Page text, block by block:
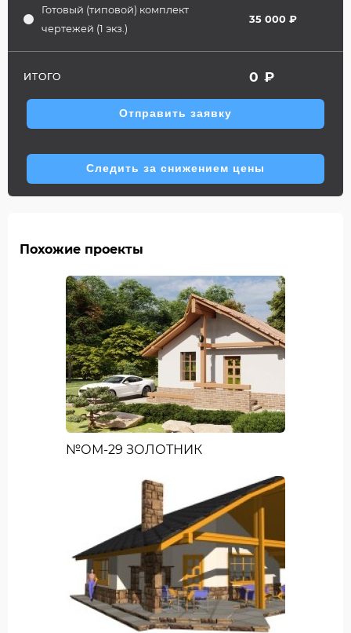
Готовый (типовой) комплект
чертежей (1 экз.)
35 000 ₽
ИТОГО 0 ₽
Отправить заявку
Следить за снижением цены
Похожие проекты
№ОМ-29 ЗОЛОТНИК